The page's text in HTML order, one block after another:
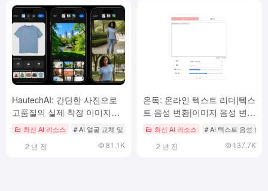
HautechAI: 간단한 사진으로
고품질의 실제 착장 이미지를
생성하고 모델을 쉽게 꾸밀 수
있습니다.
최신 AI 리소스 # AI 얼굴 교체 및 드레스업
2 년 전 81.1K
온독: 온라인 텍스트 리더|텍스
트 음성 변환|이미지 음성 변환
리더최신 AI 리소스 # AI 텍스트 음성 변환
2 년 전 137.7K